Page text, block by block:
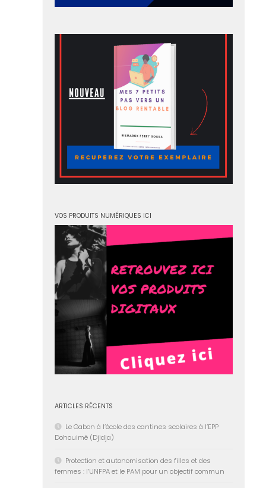
VOS PRODUITS NUMÉRIQUES ICI
ARTICLES RÉCENTS
Le Gabon à l’école des cantines scolaires à l’EPP
Dohouimè (Djidja)
Protection et autonomisation des filles et des
femmes : l’UNFPA et le PAM pour un objectif commun